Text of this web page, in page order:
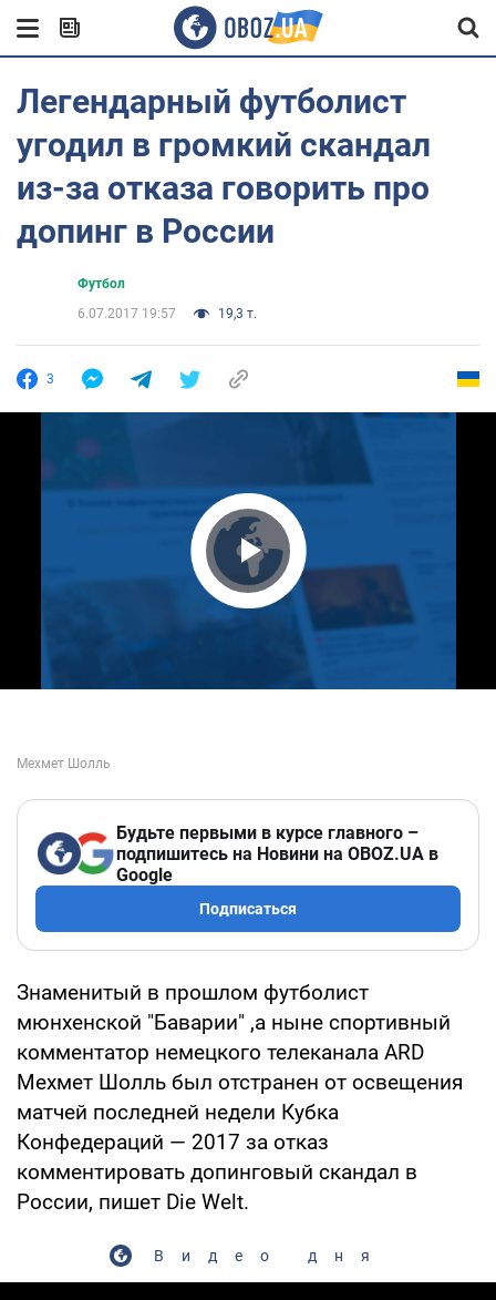
Легендарный футболист
угодил в громкий скандал
из-за отказа говорить про
допинг в России
Футбол
6.07.2017 19:57
19,3 т.
3
Play Video
Будьте первыми в курсе главного –
подпишитесь на Новини на OBOZ.UA в
Google
Подписаться
Знаменитый в прошлом футболист
мюнхенской "Баварии" ,а ныне спортивный
комментатор немецкого телеканала ARD
Мехмет Шолль был отстранен от освещения
матчей последней недели Кубка
Конфедераций — 2017 за отказ
комментировать допинговый скандал в
России, пишет Die Welt.
Видео дня